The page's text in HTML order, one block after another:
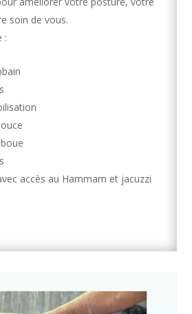
soin de vous.
:
accès au Hammam et jacuzzi